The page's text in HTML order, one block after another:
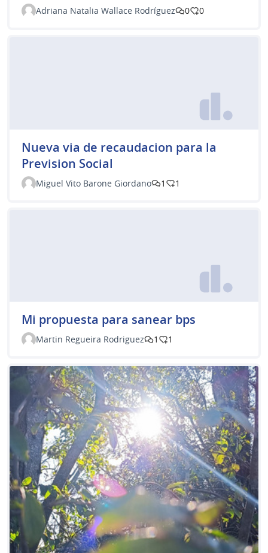
Adriana Natalia Wallace Rodríguez 0 0
Nueva via de recaudacion para la
Prevision Social
Miguel Vito Barone Giordano 1 1
Mi propuesta para sanear bps
Martin Regueira Rodriguez 1 1